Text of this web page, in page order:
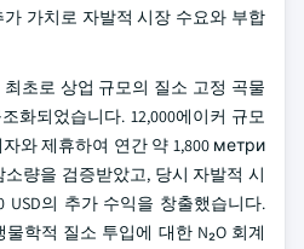
가치로 자발적 시장 수요와 부합
초로 상업 규모의 질소 고정 곡물
화되었습니다. 12,000에이커 규모
와 제휴하여 연간 약 1,800 метри
소량을 검증받았고, 당시 자발적 시
USD의 추가 수익을 창출했습니다.
학적 질소 투입에 대한 N₂O 회계